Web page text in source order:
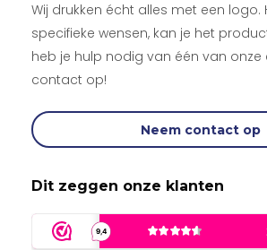
Wij drukken écht alles met een logo.
specifieke wensen, kan je het
heb je hulp nodig van één van onze
contact op!
Neem contact op
Dit zeggen onze klanten